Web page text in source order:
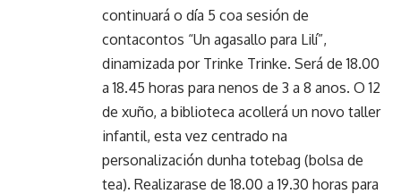
continuará o día 5 coa sesión de
contacontos “Un agasallo para Lilí”,
dinamizada por Trinke Trinke. Será de 18.00
a 18.45 horas para nenos de 3 a 8 anos. O 12
de xuño, a biblioteca acollerá un novo taller
infantil, esta vez centrado na
personalización dunha totebag (bolsa de
tea). Realizarase de 18.00 a 19.30 horas para